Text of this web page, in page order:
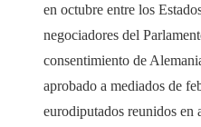
en octubre entre los
negociadores del
consentimiento de
aprobado a mediados de
eurodiputados reunidos en